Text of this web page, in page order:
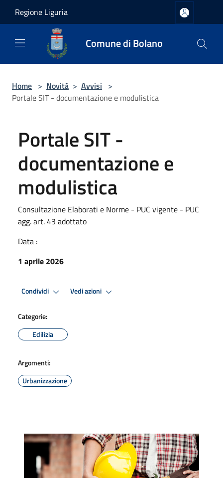
Regione Liguria
Comune di Bolano
Home > Novità > Avvisi >
Portale SIT - documentazione e modulistica
Portale SIT -
documentazione e
modulistica
Consultazione Elaborati e Norme - PUC vigente - PUC
agg. art. 43 adottato
Data :
1 aprile 2026
Condividi Vedi azioni
Categorie:
Edilizia
Argomenti:
Urbanizzazione